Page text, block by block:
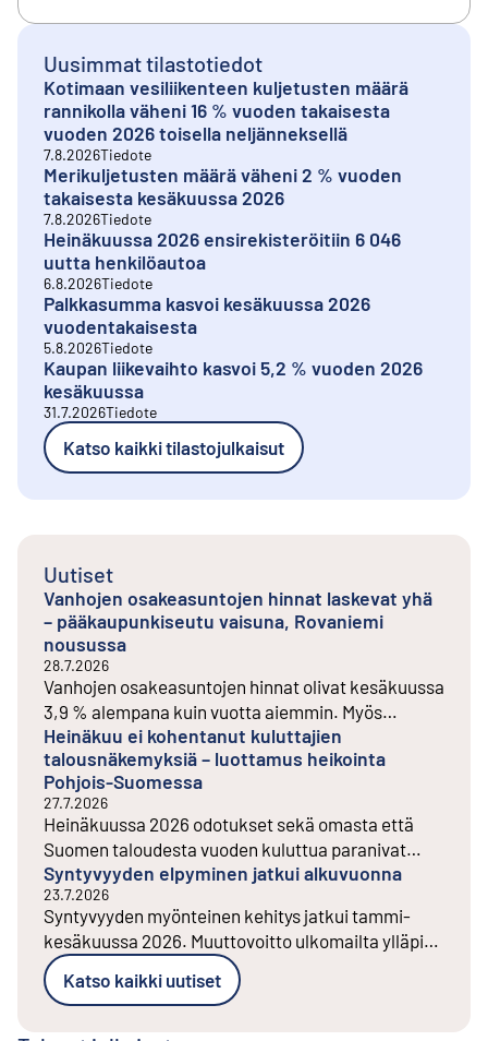
Uusimmat tilastotiedot
Kotimaan vesiliikenteen kuljetusten määrä
rannikolla väheni 16 % vuoden takaisesta
vuoden 2026 toisella neljänneksellä
7.8.2026Tiedote
Merikuljetusten määrä väheni 2 % vuoden
takaisesta kesäkuussa 2026
7.8.2026Tiedote
Heinäkuussa 2026 ensirekisteröitiin 6 046
uutta henkilöautoa
6.8.2026Tiedote
Palkkasumma kasvoi kesäkuussa 2026
vuodentakaisesta
5.8.2026Tiedote
Kaupan liikevaihto kasvoi 5,2 % vuoden 2026
kesäkuussa
31.7.2026Tiedote
Katso kaikki tilastojulkaisut
Uutiset
Vanhojen osakeasuntojen hinnat laskevat yhä
– pääkaupunkiseutu vaisuna, Rovaniemi
nousussa
28.7.2026
Vanhojen osakeasuntojen hinnat olivat kesäkuussa
3,9 % alempana kuin vuotta aiemmin. Myös
edelliseen kuukauteen verrattuna hinnat laskivat
0,7 %.
Heinäkuu ei kohentanut kuluttajien
talousnäkemyksiä – luottamus heikointa
Pohjois-Suomessa
27.7.2026
Heinäkuussa 2026 odotukset sekä omasta että
Suomen taloudesta vuoden kuluttua paranivat
hieman. Ostoaikeet ja odotukset
työllisyyskehityksestä pysyivät heikkoina.
Syntyvyyden elpyminen jatkui alkuvuonna
23.7.2026
Syntyvyyden myönteinen kehitys jatkui tammi-
kesäkuussa 2026. Muuttovoitto ulkomailta ylläpiti
väestönkasvua.
Katso kaikki uutiset